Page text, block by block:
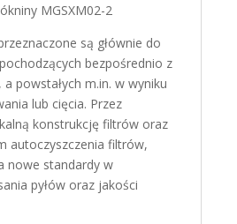
MGSXM02-2
są głównie do
bezpośrednio z
powstałych m.in. w wyniku
lub cięcia. Przez
konstrukcję filtrów oraz
autoczyszczenia filtrów,
nowe standardy w
pyłów oraz jakości